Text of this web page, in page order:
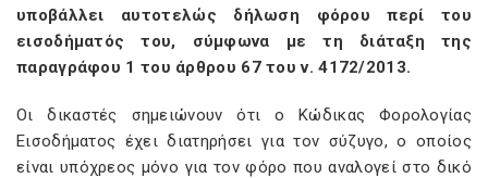
υποβάλλει αυτοτελώς δήλωση φόρου περί του
εισοδήματός του, σύμφωνα με τη διάταξη της
παραγράφου 1 του άρθρου 67 του ν. 4172/2013.
Οι δικαστές σημειώνουν ότι ο Κώδικας Φορολογίας
Εισοδήματος έχει διατηρήσει για τον σύζυγο, ο οποίος
είναι υπόχρεος μόνο για τον φόρο που αναλογεί στο δικό